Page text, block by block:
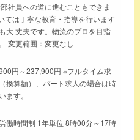
社員への道に進むこともできま
ては丁寧な教育・指導を行います
大 丈夫です。物流のプロを目指
変更範囲：変更なし
円～237,900円 ※フルタイム求
換算額）、パート求人の場合は時
ます。
働時間制 1年単位 8時00分～17時